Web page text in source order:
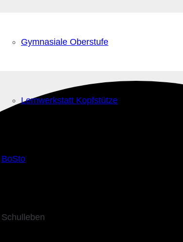
Gymnasiale Oberstufe
Lernwerkstatt Kopfstütze
BoSto
Schulleben